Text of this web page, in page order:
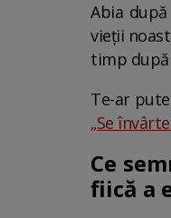
Abia
vieții
timp
Te-ar
„Se
Ce
fiică a